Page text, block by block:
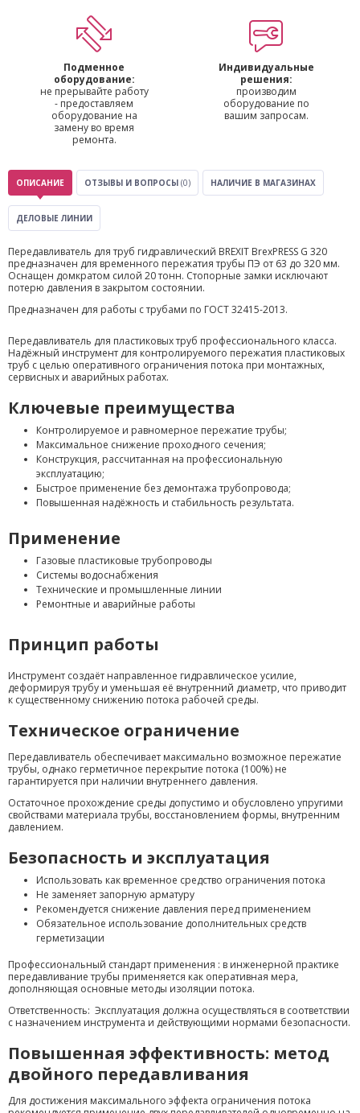
Подменное
оборудование:
не прерывайте работу
- предоставляем
оборудование на
замену во время
ремонта.
Индивидуальные
решения:
производим
оборудование по
вашим запросам.
ОПИСАНИЕ ОТЗЫВЫ И ВОПРОСЫ (0) НАЛИЧИЕ В МАГАЗИНАХ
ДЕЛОВЫЕ ЛИНИИ
Передавливатель для труб гидравлический BREXIT BrexPRESS G 320
предназначен для временного пережатия трубы ПЭ от 63 до 320 мм.
Оснащен домкратом силой 20 тонн. Стопорные замки исключают
потерю давления в закрытом состоянии.
Предназначен для работы с трубами по ГОСТ 32415-2013.
Передавливатель для пластиковых труб профессионального класса.
Надёжный инструмент для контролируемого пережатия пластиковых
труб с целью оперативного ограничения потока при монтажных,
сервисных и аварийных работах.
Ключевые преимущества
Контролируемое и равномерное пережатие трубы;
Максимальное снижение проходного сечения;
Конструкция, рассчитанная на профессиональную
эксплуатацию;
Быстрое применение без демонтажа трубопровода;
Повышенная надёжность и стабильность результата.
Применение
Газовые пластиковые трубопроводы
Системы водоснабжения
Технические и промышленные линии
Ремонтные и аварийные работы
Принцип работы
Инструмент создаёт направленное гидравлическое усилие,
деформируя трубу и уменьшая её внутренний диаметр, что приводит
к существенному снижению потока рабочей среды.
Техническое ограничение
Передавливатель обеспечивает максимально возможное пережатие
трубы, однако герметичное перекрытие потока (100%) не
гарантируется при наличии внутреннего давления.
Остаточное прохождение среды допустимо и обусловлено упругими
свойствами материала трубы, восстановлением формы, внутренним
давлением.
Безопасность и эксплуатация
Использовать как временное средство ограничения потока
Не заменяет запорную арматуру
Рекомендуется снижение давления перед применением
Обязательное использование дополнительных средств
герметизации
Профессиональный стандарт применения : в инженерной практике
передавливание трубы применяется как оперативная мера,
дополняющая основные методы изоляции потока.
Ответственность: Эксплуатация должна осуществляться в соответствии
с назначением инструмента и действующими нормами безопасности.
Повышенная эффективность: метод
двойного передавливания
Для достижения максимального эффекта ограничения потока